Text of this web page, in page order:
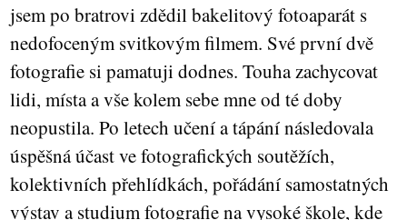
jsem po bratrovi zdědil bakelitový fotoaparát s
nedofoceným svitkovým filmem. Své první dvě
fotografie si pamatuji dodnes. Touha zachycovat
lidi, místa a vše kolem sebe mne od té doby
neopustila. Po letech učení a tápání následovala
úspěšná účast ve fotografických soutěžích,
kolektivních přehlídkách, pořádání samostatných
výstav a studium fotografie na vysoké škole, kde